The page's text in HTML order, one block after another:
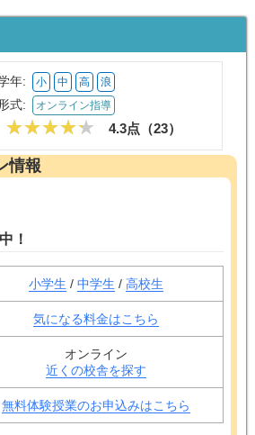
年: 小 中 高 浪
式: オンライン指導
4.3点（23）
情報
！
小学生 / 中学生 / 高校生
気になる料金はこちら
オンライン
近くの校舎を探す
無料体験授業のお申込みはこちら